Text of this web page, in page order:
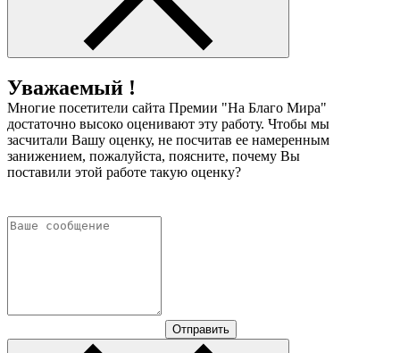
Уважаемый !
Многие посетители сайта Премии "На Благо Мира"
достаточно высоко оценивают эту работу. Чтобы мы
засчитали Вашу оценку, не посчитав ее намеренным
занижением, пожалуйста, поясните, почему Вы
поставили этой работе такую оценку?
Отправить